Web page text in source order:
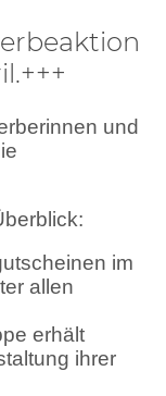
und
im
allen
erhält
ihrer